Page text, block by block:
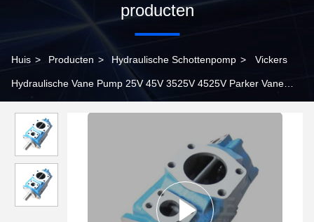
producten
Huis > Producten > Hydraulische Schottenpomp > Vickers
Hydraulische Vane Pump 25V 45V 3525V 4525V Parker Vane